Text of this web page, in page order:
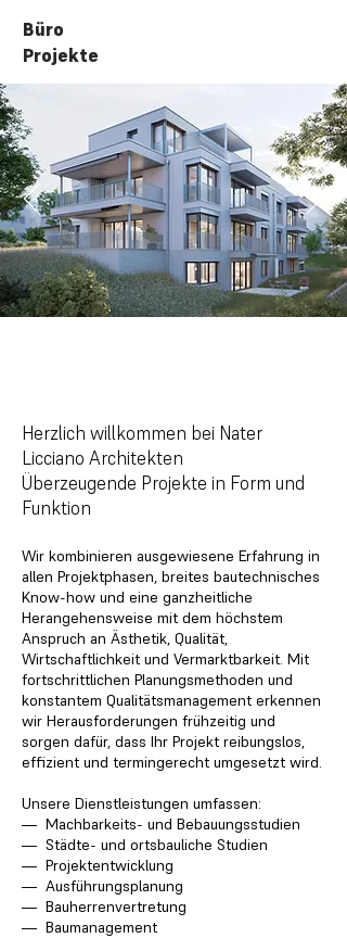
Büro
Projekte
Herzlich willkommen bei Nater
Licciano Architekten
Überzeugende Projekte in Form und
Funktion
Wir kombinieren ausgewiesene Erfahrung in
allen Projektphasen, breites bautechnisches
Know-how und eine ganzheitliche
Herangehensweise mit dem höchstem
Anspruch an Ästhetik, Qualität,
Wirtschaftlichkeit und Vermarktbarkeit. Mit
fortschrittlichen Planungsmethoden und
konstantem Qualitätsmanagement erkennen
wir Herausforderungen frühzeitig und
sorgen dafür, dass Ihr Projekt reibungslos,
effizient und termingerecht umgesetzt wird.
Unsere Dienstleistungen umfassen:
— Machbarkeits- und Bebauungsstudien
— Städte- und ortsbauliche Studien
— Projektentwicklung
— Ausführungsplanung
— Bauherrenvertretung
— Baumanagement